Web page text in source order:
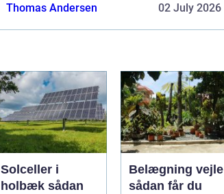
Thomas Andersen 02 July 2026
Solceller i
holbæk sådan
Belægning vejle
sådan får du